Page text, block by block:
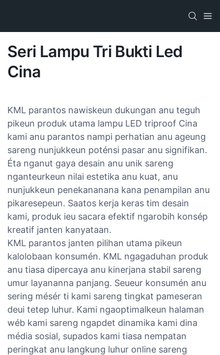
Seri Lampu Tri Bukti Led
Cina
KML parantos nawiskeun dukungan anu teguh
pikeun produk utama lampu LED triproof Cina
kami anu parantos nampi perhatian anu ageung
sareng nunjukkeun poténsi pasar anu signifikan.
Éta nganut gaya desain anu unik sareng
nganteurkeun nilai estetika anu kuat, anu
nunjukkeun penekananana kana penampilan anu
pikaresepeun. Saatos kerja keras tim desain
kami, produk ieu sacara efektif ngarobih konsép
kreatif janten kanyataan.
KML parantos janten pilihan utama pikeun
kalolobaan konsumén. KML ngagaduhan produk
anu tiasa dipercaya anu kinerjana stabil sareng
umur layananna panjang. Seueur konsumén anu
sering mésér ti kami sareng tingkat pameseran
deui tetep luhur. Kami ngaoptimalkeun halaman
wéb kami sareng ngapdet dinamika kami dina
média sosial, supados kami tiasa nempatan
peringkat anu langkung luhur online sareng